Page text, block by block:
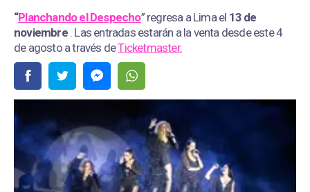
“Planchando el Despecho” regresa a Lima el 13 de
noviembre . Las entradas estarán a la venta desde este 4
de agosto a través deTicketmaster.